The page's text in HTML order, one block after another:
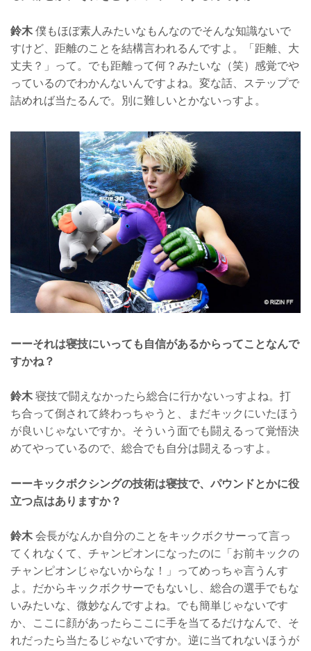
鈴木 僕もほぼ素人みたいなもんなのでそんな知識ないで
すけど、距離のことを結構言われるんですよ。「距離、大
丈夫？」って。でも距離って何？みたいな（笑）感覚でや
っているのでわかんないんですよね。変な話、ステップで
詰めれば当たるんで。別に難しいとかないっすよ。
ーーそれは寝技にいっても自信があるからってことなんで
すかね？
鈴木 寝技で闘えなかったら総合に行かないっすよね。打
ち合って倒されて終わっちゃうと、まだキックにいたほう
が良いじゃないですか。そういう面でも闘えるって覚悟決
めてやっているので、総合でも自分は闘えるっすよ。
ーーキックボクシングの技術は寝技で、パウンドとかに役
立つ点はありますか？
鈴木 会長がなんか自分のことをキックボクサーって言っ
てくれなくて、チャンピオンになったのに「お前キックの
チャンピオンじゃないからな！」ってめっちゃ言うんす
よ。だからキックボクサーでもないし、総合の選手でもな
いみたいな、微妙なんですよね。でも簡単じゃないです
か、ここに顔があったらここに手を当てるだけなんで、そ
れだったら当たるじゃないですか。逆に当てれないほうが